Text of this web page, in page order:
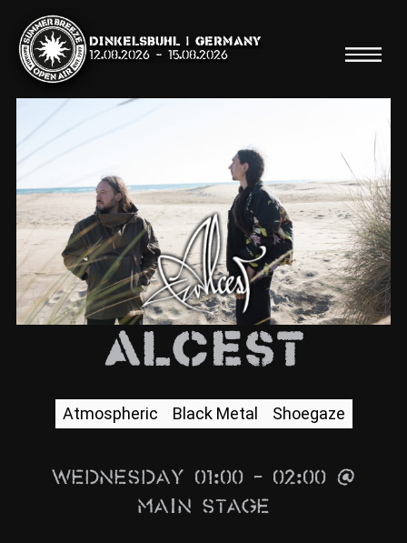
Dinkelsbühl | Germany
12.08.2026 - 15.08.2026
Suche
Shop
Line Up
Running Order/Maps
Festival ABC
News
Info
Alcest
Atmospheric Black Metal Shoegaze
Wednesday 01:00 – 02:00 @
Main Stage